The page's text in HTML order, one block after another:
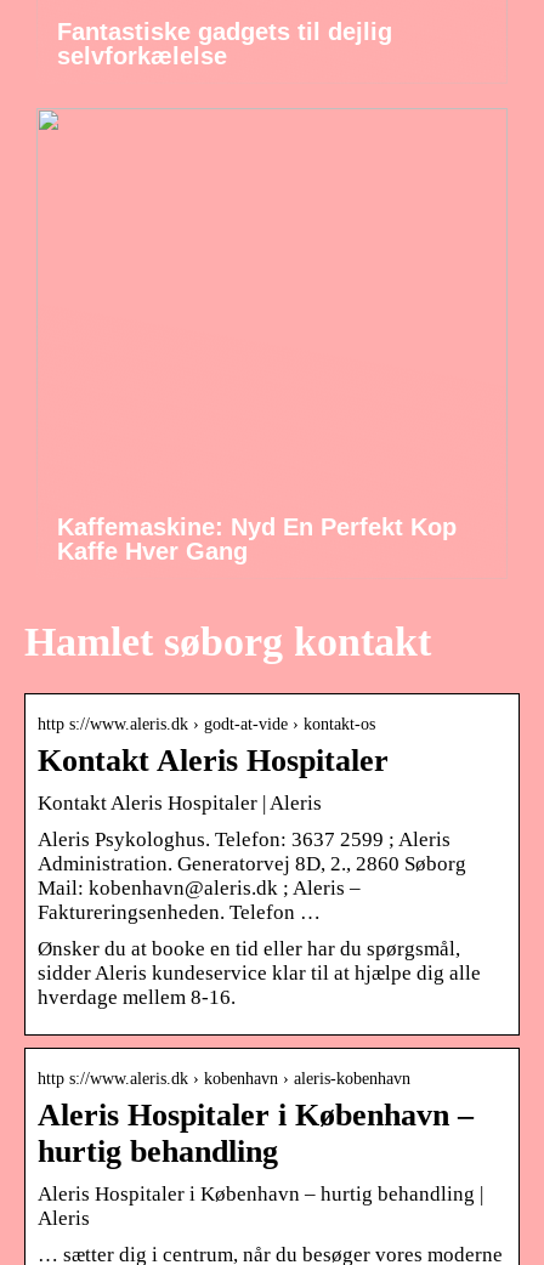
Fantastiske gadgets til dejlig
selvforkælelse
Kaffemaskine: Nyd En Perfekt Kop
Kaffe Hver Gang
Hamlet søborg kontakt
http s://www.aleris.dk › godt-at-vide › kontakt-os
Kontakt Aleris Hospitaler
Kontakt Aleris Hospitaler | Aleris
Aleris Psykologhus. Telefon: 3637 2599 ; Aleris
Administration. Generatorvej 8D, 2., 2860 Søborg
Mail: kobenhavn@aleris.dk ; Aleris –
Faktureringsenheden. Telefon …
Ønsker du at booke en tid eller har du spørgsmål,
sidder Aleris kundeservice klar til at hjælpe dig alle
hverdage mellem 8-16.
http s://www.aleris.dk › kobenhavn › aleris-kobenhavn
Aleris Hospitaler i København –
hurtig behandling
Aleris Hospitaler i København – hurtig behandling |
Aleris
… sætter dig i centrum, når du besøger vores moderne